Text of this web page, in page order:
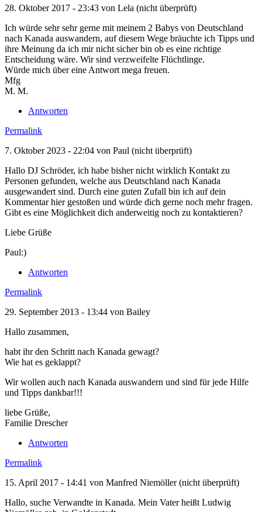
28. Oktober 2017 - 23:43 von Lela (nicht überprüft)
Ich würde sehr sehr gerne mit meinem 2 Babys von Deutschland
nach Kanada auswandern, auf diesem Wege bräuchte ich Tipps und
ihre Meinung da ich mir nicht sicher bin ob es eine richtige
Entscheidung wäre. Wir sind verzweifelte Flüchtlinge.
Würde mich über eine Antwort mega freuen.
Mfg
M. M.
Antworten
Permalink
7. Oktober 2023 - 22:04 von Paul (nicht überprüft)
Hallo DJ Schröder, ich habe bisher nicht wirklich Kontakt zu
Personen gefunden, welche aus Deutschland nach Kanada
ausgewandert sind. Durch eine guten Zufall bin ich auf dein
Kommentar hier gestoßen und würde dich gerne noch mehr fragen.
Gibt es eine Möglichkeit dich anderweitig noch zu kontaktieren?
Liebe Grüße
Paul:)
Antworten
Permalink
29. September 2013 - 13:44 von Bailey
Hallo zusammen,
habt ihr den Schritt nach Kanada gewagt?
Wie hat es geklappt?
Wir wollen auch nach Kanada auswandern und sind für jede Hilfe
und Tipps dankbar!!!
liebe Grüße,
Familie Drescher
Antworten
Permalink
15. April 2017 - 14:41 von Manfred Niemöller (nicht überprüft)
Hallo, suche Verwandte in Kanada. Mein Vater heißt Ludwig